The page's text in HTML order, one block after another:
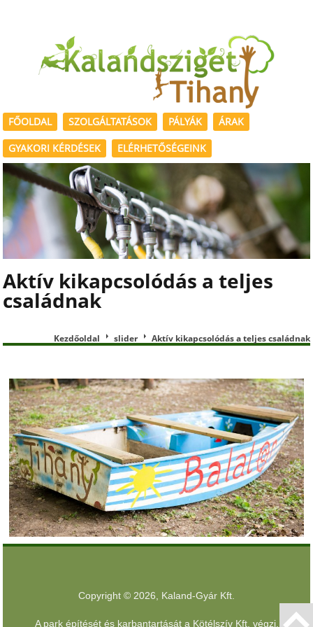
FŐOLDAL SZOLGÁLTATÁSOK PÁLYÁK
ÁRAK
GYAKORI KÉRDÉSEK
ELÉRHETŐSÉGEINK
Aktív kikapcsolódás a teljes
családnak
Kezdőoldal slider Aktív kikapcsolódás a teljes családnak
Copyright © 2026, Kaland-Gyár Kft.
A park építését és karbantartását a Kötélszív Kft. végzi.